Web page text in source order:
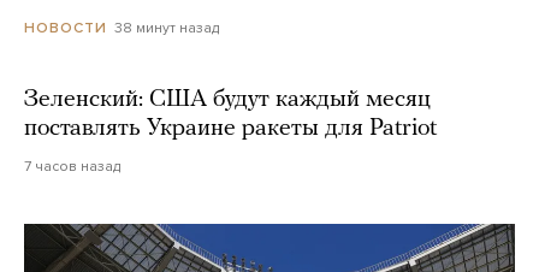
НОВОСТИ 38 минут назад
Зеленский: США будут каждый месяц
поставлять Украине ракеты для Patriot
7 часов назад